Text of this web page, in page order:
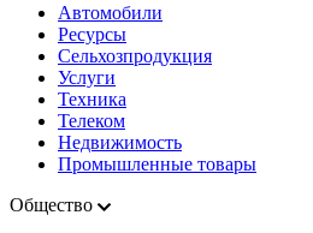
Автомобили
Ресурсы
Сельхозпродукция
Услуги
Техника
Телеком
Недвижимость
Промышленные товары
Общество